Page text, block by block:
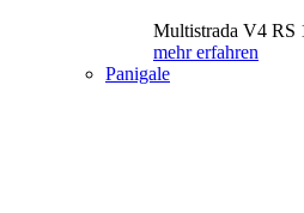
Multistrada V4 RS
mehr erfahren
Panigale